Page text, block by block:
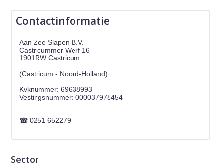
Contactinformatie
Aan Zee Slapen B.V.
Castricummer Werf 16
1901RW Castricum
(Castricum - Noord-Holland)
Kvknummer: 69638993
0251 652279
Sector